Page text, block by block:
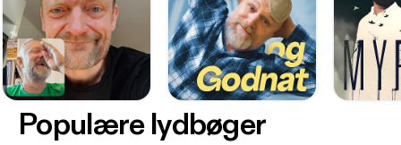
Populære lydbøger